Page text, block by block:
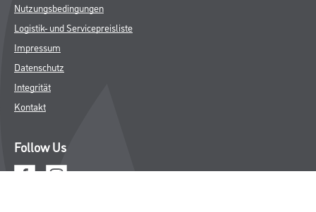
Nutzungsbedingungen
Logistik- und Servicepreisliste
Impressum
Datenschutz
Integrität
Kontakt
Follow Us